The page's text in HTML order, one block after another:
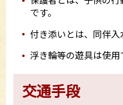
です。
付き添いとは、同伴入
浮き輪等の遊具は使用
交通手段